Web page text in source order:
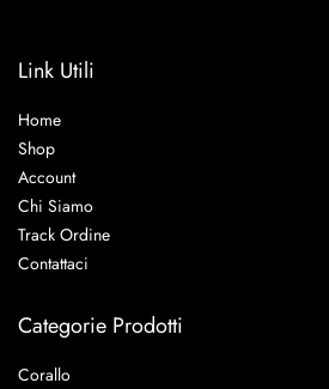
Categorie Prodotti
Corallo
Link Utili
Home
Shop
Account
Chi Siamo
Track Ordine
Contattaci